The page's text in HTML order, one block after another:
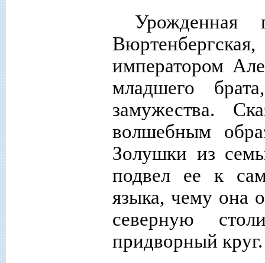
Урожденная
императором
младшего
замужества.
волшебным
Золушки из
подвел ее к
языка, чему она
северную
придворный круг.